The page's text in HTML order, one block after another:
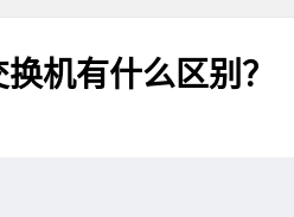
机有什么区别？